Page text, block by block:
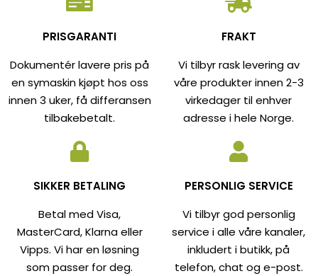
PRISGARANTI
Dokumentér lavere pris på
en symaskin kjøpt hos oss
innen 3 uker, få differansen
tilbakebetalt.
FRAKT
Vi tilbyr rask levering av
våre produkter innen 2-3
virkedager til enhver
adresse i hele Norge.
SIKKER BETALING
Betal med Visa,
MasterCard, Klarna eller
Vipps. Vi har en løsning
som passer for deg.
PERSONLIG SERVICE
Vi tilbyr god personlig
service i alle våre kanaler,
inkludert i butikk, på
telefon, chat og e-post.